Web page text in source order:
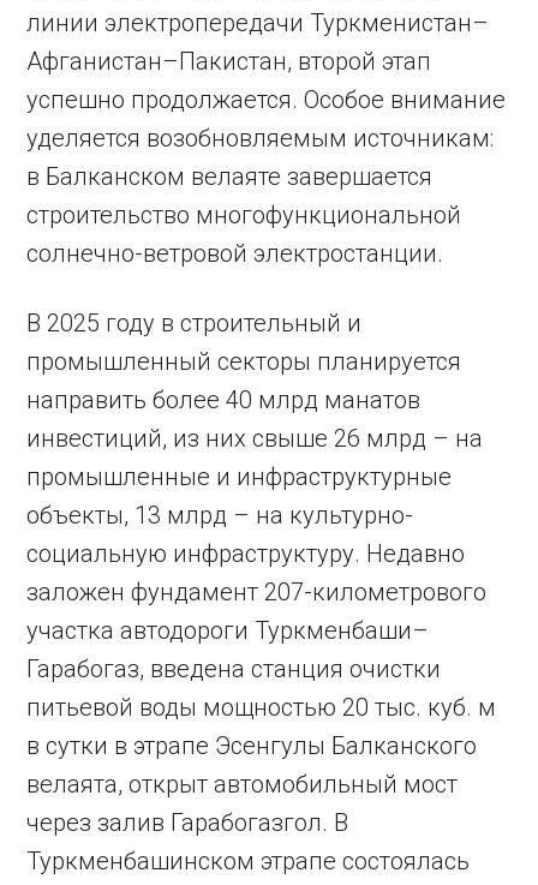
линии электропередачи Туркменистан–
Афганистан–Пакистан, второй этап
успешно продолжается. Особое внимание
уделяется возобновляемым источникам:
в Балканском велаяте завершается
строительство многофункциональной
солнечно-ветровой электростанции.
В 2025 году в строительный и
промышленный секторы планируется
направить более 40 млрд манатов
инвестиций, из них свыше 26 млрд – на
промышленные и инфраструктурные
объекты, 13 млрд – на культурно-
социальную инфраструктуру. Недавно
заложен фундамент 207-километрового
участка автодороги Туркменбаши–
Гарабогаз, введена станция очистки
питьевой воды мощностью 20 тыс. куб. м
в сутки в этрапе Эсенгулы Балканского
велаята, открыт автомобильный мост
через залив Гарабогазгол. В
Туркменбашинском этрапе состоялась